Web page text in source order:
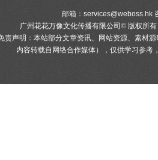
邮箱： services@weboss.hk
广州花花万像文化传播有限公司© 版权所有
责声明：本站部分文章资讯、网站资源、素材
内容转载自网络合作媒体），仅供学习参